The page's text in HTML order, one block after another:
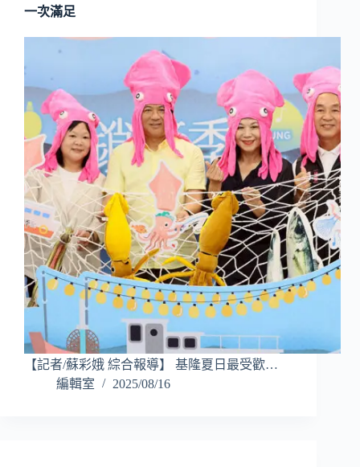
一次滿足
【記者/蘇彩娥 綜合報導】 基隆夏日最受歡…
編輯室
2025/08/16